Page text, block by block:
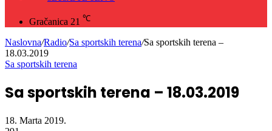
Gračanica 21 ℃
Naslovna/Radio/Sa sportskih terena/Sa sportskih terena –
18.03.2019
Sa sportskih terena
Sa sportskih terena – 18.03.2019
18. Marta 2019.